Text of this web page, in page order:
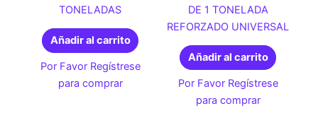
TONELADAS
Añadir al carrito
Por Favor Regístrese
para comprar
DE 1 TONELADA
REFORZADO UNIVERSAL
Añadir al carrito
Por Favor Regístrese
para comprar